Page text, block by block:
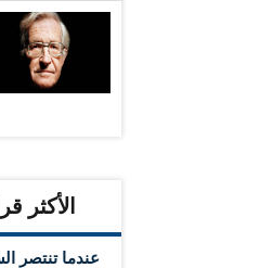
الأكثر
عندما تنتصر